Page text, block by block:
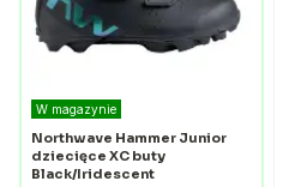
W magazynie
Northwave Hammer Junior
dziecięce XC buty
Black/Iridescent